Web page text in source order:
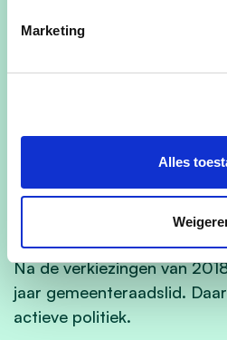
Marketing
Alles
kleinkinderen.
“Mijn kinderen wilden nooit
hebben gezien hoeveel tijd
natuurlijk ook de verhalen
Wennen aan het einde
Na de verkiezingen van
jaar gemeenteraadslid.
actieve politiek.